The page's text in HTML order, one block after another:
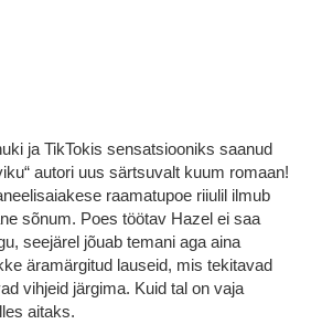
ja TikTokis sensatsiooniks saanud
autori uus särtsuvalt kuum romaan!
raamatupoe riiulil ilmub
sõnum. Poes töötav Hazel ei saa
seejärel jõuab temani aga aina
äramärgitud lauseid, mis tekitavad
vihjeid järgima. Kuid tal on vaja
aitaks.